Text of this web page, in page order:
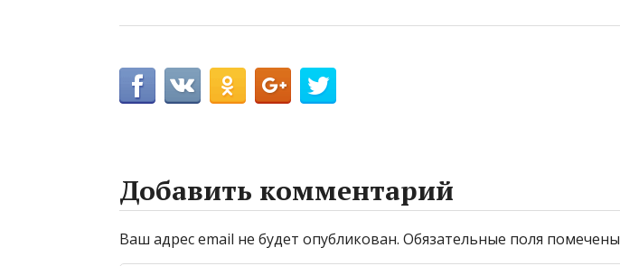
Добавить комментарий
Ваш адрес email не будет опубликован. Обязательные поля помечены